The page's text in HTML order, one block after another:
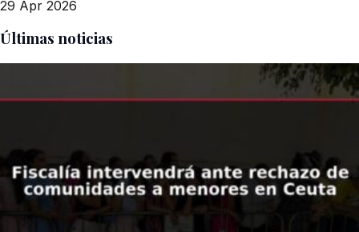
29 Apr 2026
Últimas noticias